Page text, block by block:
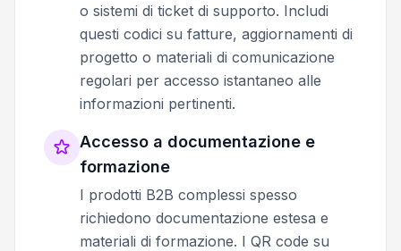
o sistemi di ticket di supporto. Includi
questi codici su fatture, aggiornamenti di
progetto o materiali di comunicazione
regolari per accesso istantaneo alle
informazioni pertinenti.
Accesso a documentazione e
formazione
I prodotti B2B complessi spesso
richiedono documentazione estesa e
materiali di formazione. I QR code su